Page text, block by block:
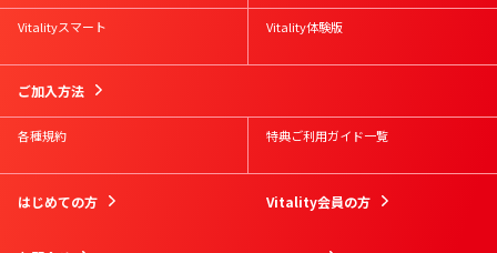
Vitalityスマート Vitality体験版
ご加入方法
各種規約 特典ご利用ガイド一覧
はじめての方 Vitality会員の方